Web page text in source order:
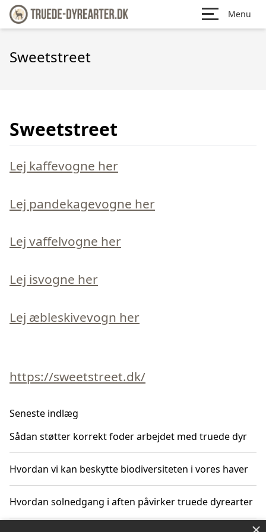
Menu
Sweetstreet
Sweetstreet
Lej kaffevogne her
Lej pandekagevogne her
Lej vaffelvogne her
Lej isvogne her
Lej æbleskivevogn her
https://sweetstreet.dk/
Seneste indlæg
Sådan støtter korrekt foder arbejdet med truede dyr
Hvordan vi kan beskytte biodiversiteten i vores haver
Hvordan solnedgang i aften påvirker truede dyrearter